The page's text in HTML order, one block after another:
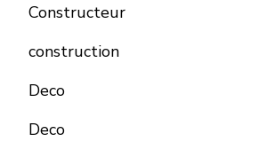
Constructeur
construction
Deco
Deco